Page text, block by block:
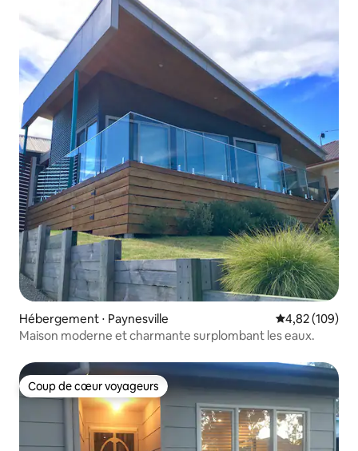
Hébergement ⋅ Paynesville Évaluation
4,82 (109)
Maison moderne et charmante surplombant les eaux.
Coup de cœur voyageurs
Coup de cœur voyageurs